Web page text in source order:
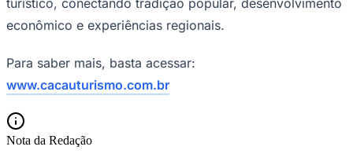
econômico e experiências regionais.
Para saber mais, basta acessar:
www.cacauturismo.com.br
Nota da Redação